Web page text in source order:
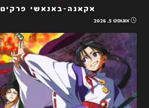
אקאנה-באנאשי פרקים 6-1
אוגוסט 5, 2026